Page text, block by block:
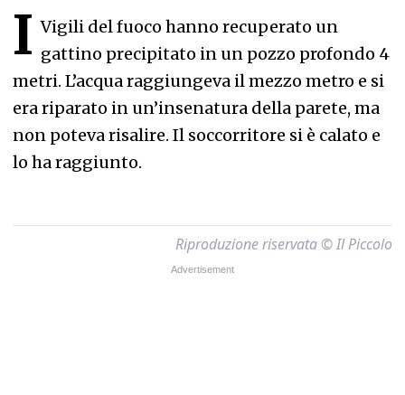
I Vigili del fuoco hanno recuperato un
gattino precipitato in un pozzo profondo 4
metri. L’acqua raggiungeva il mezzo metro e si
era riparato in un’insenatura della parete, ma
non poteva risalire. Il soccorritore si è calato e
lo ha raggiunto.
Riproduzione riservata © Il Piccolo